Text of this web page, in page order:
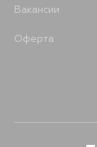
Вакансии
Оферта